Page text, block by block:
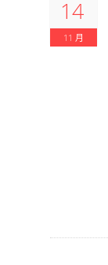
14
11 月